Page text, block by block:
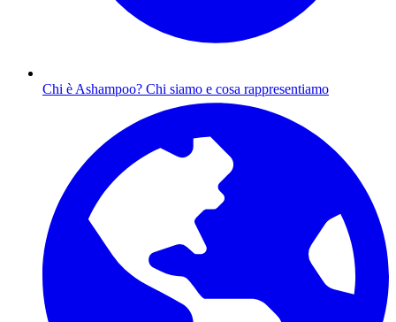
Chi è Ashampoo? Chi siamo e cosa rappresentiamo